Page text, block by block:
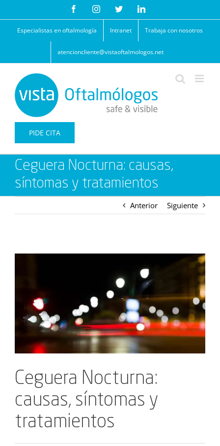
contenido
FacebookInstagramTwitterLinkedIn
Especialistas en oftalmología Intranet Trabaja con nosotros
atencioncliente@vistaoftalmologos.net
PIDE CITA
Ceguera Nocturna: causas,
síntomas y tratamientos
Anterior Siguiente
Ceguera Nocturna:
causas, síntomas y
tratamientos